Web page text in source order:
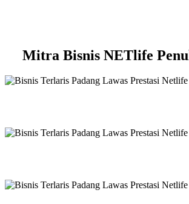
Mitra Bisnis NETlife